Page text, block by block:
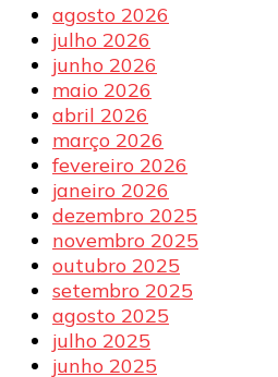
agosto 2026
julho 2026
junho 2026
maio 2026
abril 2026
março 2026
fevereiro 2026
janeiro 2026
dezembro 2025
novembro 2025
outubro 2025
setembro 2025
agosto 2025
julho 2025
junho 2025